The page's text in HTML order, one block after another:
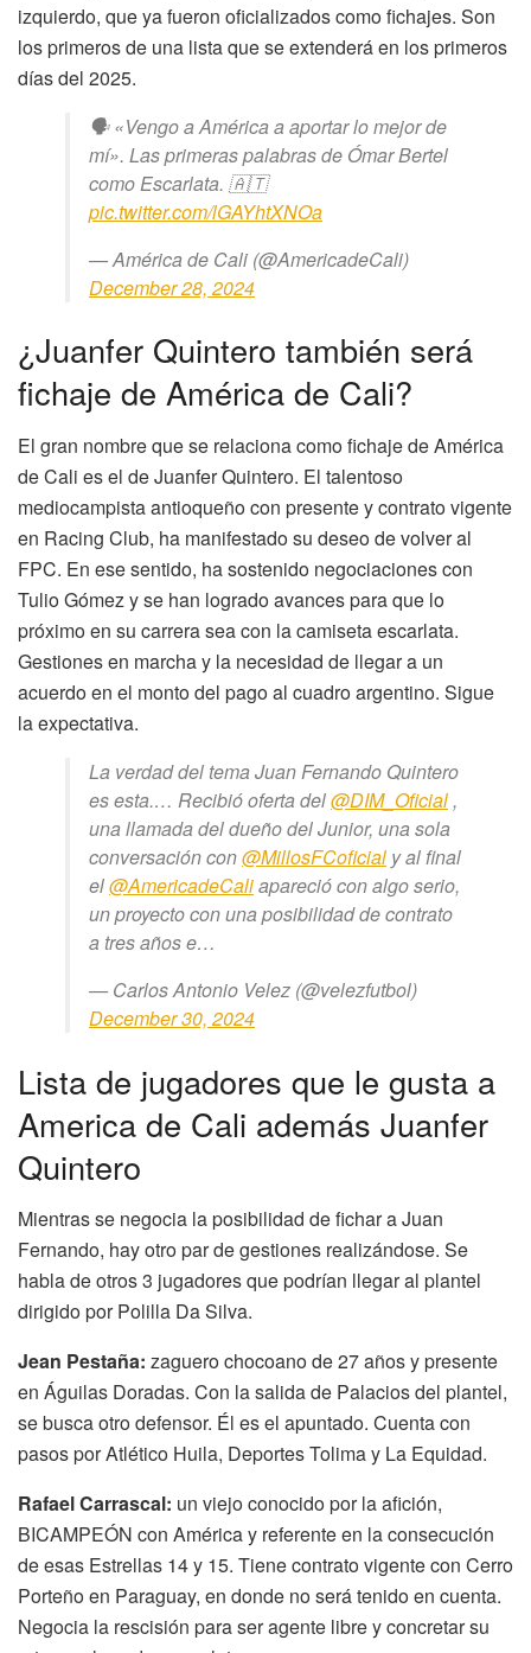
izquierdo, que ya fueron oficializados como fichajes. Son
los primeros de una lista que se extenderá en los primeros
días del 2025.
🗣️ «Vengo a América a aportar lo mejor de
mí». Las primeras palabras de Ómar Bertel
como Escarlata. 🇦🇹
pic.twitter.com/lGAYhtXNOa
— América de Cali (@AmericadeCali)
December 28, 2024
¿Juanfer Quintero también será
fichaje de América de Cali?
El gran nombre que se relaciona como fichaje de América
de Cali es el de Juanfer Quintero. El talentoso
mediocampista antioqueño con presente y contrato vigente
en Racing Club, ha manifestado su deseo de volver al
FPC. En ese sentido, ha sostenido negociaciones con
Tulio Gómez y se han logrado avances para que lo
próximo en su carrera sea con la camiseta escarlata.
Gestiones en marcha y la necesidad de llegar a un
acuerdo en el monto del pago al cuadro argentino. Sigue
la expectativa.
La verdad del tema Juan Fernando Quintero
es esta.… Recibió oferta del@DIM_Oficial,
una llamada del dueño del Junior, una sola
conversación con@MillosFCoficial y al final
el@AmericadeCaliapareció con algo serio,
un proyecto con una posibilidad de contrato
a tres años e…
— Carlos Antonio Velez (@velezfutbol)
December 30, 2024
Lista de jugadores que le gusta a
America de Cali además Juanfer
Quintero
Mientras se negocia la posibilidad de fichar a Juan
Fernando, hay otro par de gestiones realizándose. Se
habla de otros 3 jugadores que podrían llegar al plantel
dirigido por Polilla Da Silva.
Jean Pestaña: zaguero chocoano de 27 años y presente
en Águilas Doradas. Con la salida de Palacios del plantel,
se busca otro defensor. Él es el apuntado. Cuenta con
pasos por Atlético Huila, Deportes Tolima y La Equidad.
Rafael Carrascal: un viejo conocido por la afición,
BICAMPEÓN con América y referente en la consecución
de esas Estrellas 14 y 15. Tiene contrato vigente con Cerro
Porteño en Paraguay, en donde no será tenido en cuenta.
Negocia la rescisión para ser agente libre y concretar su